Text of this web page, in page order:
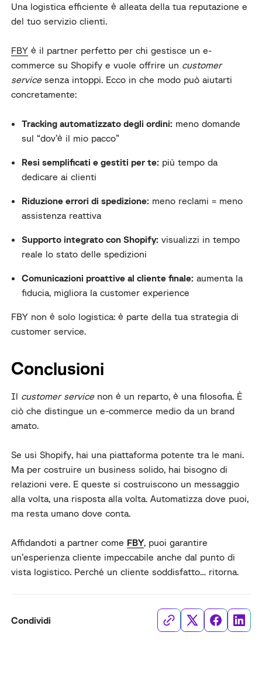
Una logistica efficiente è alleata della tua reputazione e
del tuo servizio clienti.
FBY è il partner perfetto per chi gestisce un e-
commerce su Shopify e vuole offrire un customer
servicesenza intoppi. Ecco in che modo può aiutarti
concretamente:
Tracking automatizzato degli ordini: meno domande
sul “dov’è il mio pacco”
Resi semplificati e gestiti per te: più tempo da
dedicare ai clienti
Riduzione errori di spedizione: meno reclami = meno
assistenza reattiva
Supporto integrato con Shopify: visualizzi in tempo
reale lo stato delle spedizioni
Comunicazioni proattive al cliente finale: aumenta la
fiducia, migliora la customer experience
FBY non è solo logistica: è parte della tua strategia di
customer service.
Conclusioni
Il customer servicenon è un reparto, è una filosofia. È
ciò che distingue un e-commerce medio da un brand
amato.
Se usi Shopify, hai una piattaforma potente tra le mani.
Ma per costruire un business solido, hai bisogno di
relazioni vere. E queste si costruiscono un messaggio
alla volta, una risposta alla volta. Automatizza dove puoi,
ma resta umano dove conta.
Affidandoti a partner come FBY, puoi garantire
un’esperienza cliente impeccabile anche dal punto di
vista logistico. Perché un cliente soddisfatto… ritorna.
Condividi